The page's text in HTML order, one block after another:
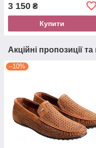
3 150 ₴
Купити
Акційні пропозиції
–10%